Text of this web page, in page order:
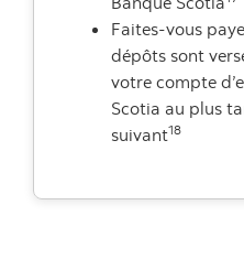
Faites-vous
dépôts sont
votre compte
Scotia au plus
suivant18